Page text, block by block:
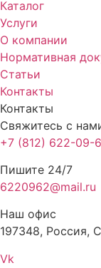
Каталог
Услуги
О компании
Нормативная
Статьи
Контакты
Контакты
Свяжитесь с
+7 (812) 622-09-
Пишите 24/7
6220962@mail.ru
Наш офис
197348, Россия,
Vk